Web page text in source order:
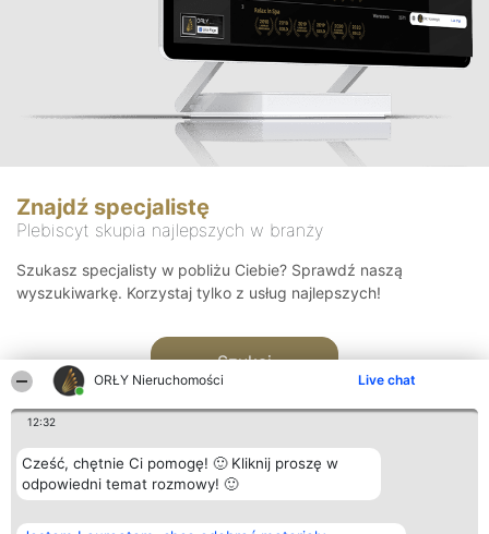
ORŁY Nieruchomości Live chat
12:32
Cześć, chętnie Ci pomogę! 🙂 Kliknij proszę w
odpowiedni temat rozmowy! 🙂
Znajdź specjalistę
Plebiscyt skupia najlepszych w branży
Szukasz specjalisty w pobliżu Ciebie? Sprawdź naszą
wyszukiwarkę. Korzystaj tylko z usług najlepszych!
Szukaj
Organizator plebiscytu Plebiscyt Kontakt